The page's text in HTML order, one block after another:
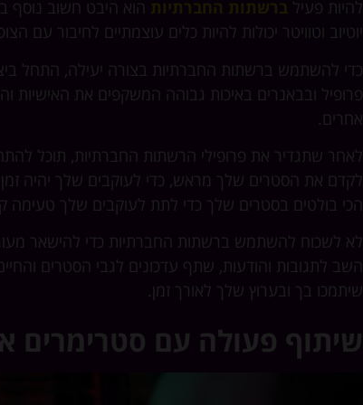
להיות פעיל
הוא היבט חשוב נוסף
יוטיוב וטוויטר יכולות להיות כלים עוצמתיים לחיבור עם
כדי להשתמש ברשתות החברתיות בצורה יעילה, התחל
אחרים.
הכי בולטים בסטרים שלך כדי לתת לעוקבים שלך טעימה
לא לשכוח להשתמש ברשתות החברתיות כדי להישאר
השב לתגובות והודעות, שתף עדכונים לגבי הסטרים
שיתמכו בך ובערוץ שלך לאורך זמן.
שיתוף פעולה עם סטרימרים